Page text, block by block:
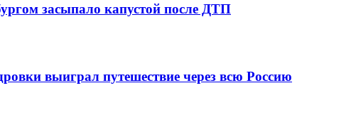
засыпало капустой после ДТП
выиграл путешествие через всю Россию